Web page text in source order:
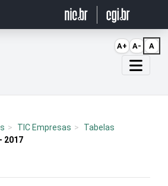
TIC Empresas
Tabelas
2017
A+ A- A